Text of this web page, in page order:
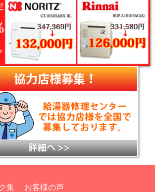
集
お客様の声